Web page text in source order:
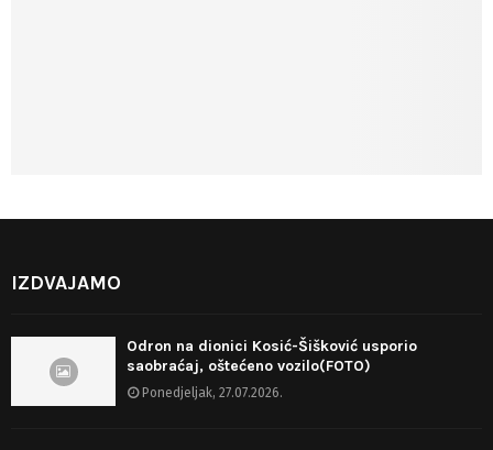
IZDVAJAMO
Odron na dionici Kosić-Šišković usporio
saobraćaj, oštećeno vozilo(FOTO)
Ponedjeljak, 27.07.2026.